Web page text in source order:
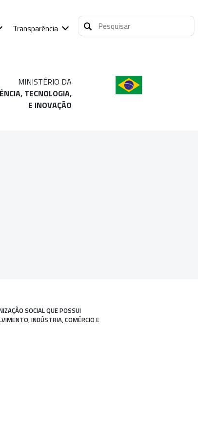
Transparência
MINISTÉRIO DA
TECNOLOGIA,
E INOVAÇÃO
SOCIAL QUE POSSUI
INDÚSTRIA, COMÉRCIO E